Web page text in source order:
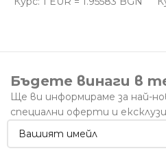
Бъдете винаги в
Ще ви информираме за най-
специални оферти и